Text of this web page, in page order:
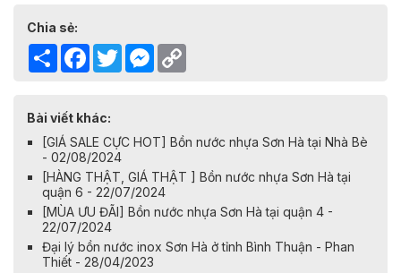
Chia sẻ:
Share Facebook
TwitterMessenger
Bài viết khác:
[GIÁ SALE CỰC HOT] Bồn nước nhựa Sơn Hà tại Nhà Bè
- 02/08/2024
[HÀNG THẬT, GIÁ THẬT ] Bồn nước nhựa Sơn Hà tại
quận 6 - 22/07/2024
[MÙA ƯU ĐÃI] Bồn nước nhựa Sơn Hà tại quận 4 -
22/07/2024
Đại lý bồn nước inox Sơn Hà ở tỉnh Bình Thuận - Phan
Thiết - 28/04/2023